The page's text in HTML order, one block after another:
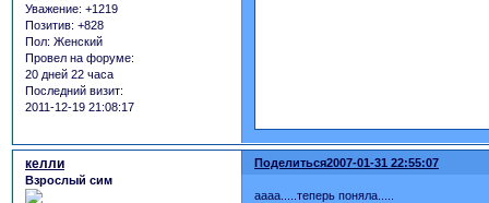
Уважение: +1219
Позитив: +828
Пол: Женский
Провел на форуме:
20 дней 22 часа
Последний визит:
2011-12-19 21:08:17
Поделиться2007-01-31 22:55:07
келли
Взрослый сим
аааа.....теперь поняла.....